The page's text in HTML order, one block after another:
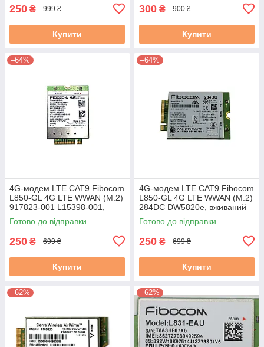
250 ₴ 999 ₴
Купити
300 ₴ 900 ₴
Купити
–64%
4G-модем LTE CAT9 Fibocom
L850-GL 4G LTE WWAN (M.2)
917823-001 L15398-001,
вживаний
Готово до відправки
250 ₴ 699 ₴
Купити
–64%
4G-модем LTE CAT9 Fibocom
L850-GL 4G LTE WWAN (M.2)
284DC DW5820e, вживаний
Готово до відправки
250 ₴ 699 ₴
Купити
–62% –62%